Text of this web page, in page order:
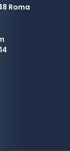
Roma